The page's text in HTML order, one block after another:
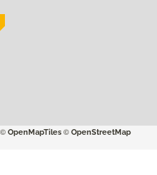
© OpenMapTiles © OpenStreetMap